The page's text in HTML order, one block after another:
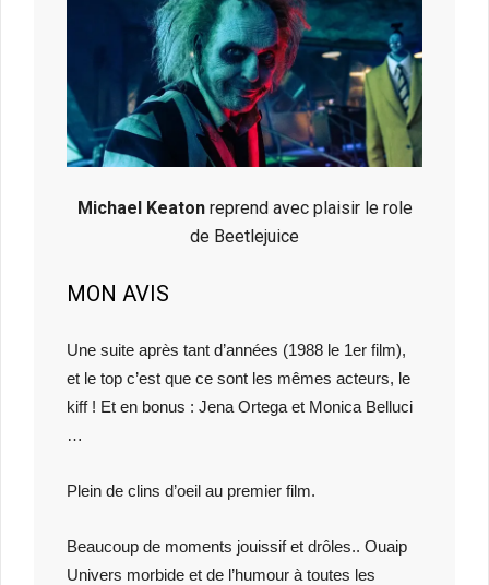
Michael Keatonreprend avec plaisir le role
de Beetlejuice
MON AVIS
Une suite après tant d’années (1988 le 1er film),
et le top c’est que ce sont les mêmes acteurs, le
kiff ! Et en bonus : Jena Ortega et Monica Belluci
…
Plein de clins d’oeil au premier film.
Beaucoup de moments jouissif et drôles.. Ouaip
Univers morbide et de l’humour à toutes les